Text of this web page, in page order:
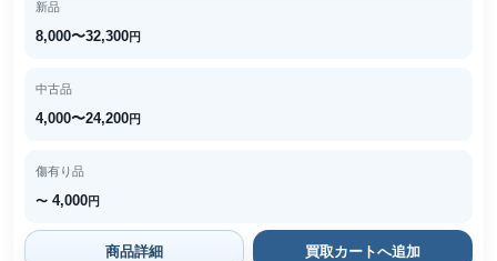
新品
8,000〜32,300円
中古品
4,000〜24,200円
傷有り品
〜 4,000円
商品詳細 買取カートへ追加